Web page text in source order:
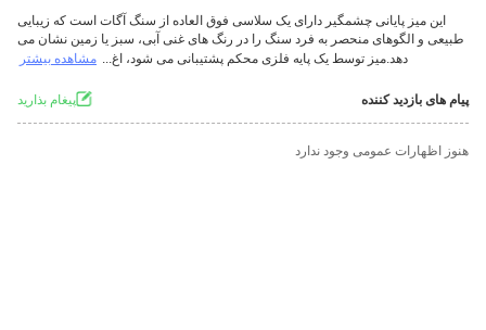
این میز پایانی چشمگیر دارای یک سلاسی فوق العاده از سنگ آگات است که زیبایی
طبیعی و الگوهای منحصر به فرد سنگ را در رنگ های غنی آبی، سبز یا زمین نشان می
دهد.میز توسط یک پایه فلزی محکم پشتیبانی می شود، اغ... مشاهده بیشتر
پیام های بازدید کننده پيغام بذاريد
هنوز اظهارات عمومی وجود ندارد